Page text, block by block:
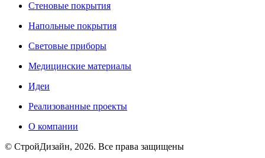
Стеновые покрытия
Напольные покрытия
Световые приборы
Медицинские материалы
Идеи
Реализованные проекты
О компании
© СтройДизайн, 2026. Все права защищены